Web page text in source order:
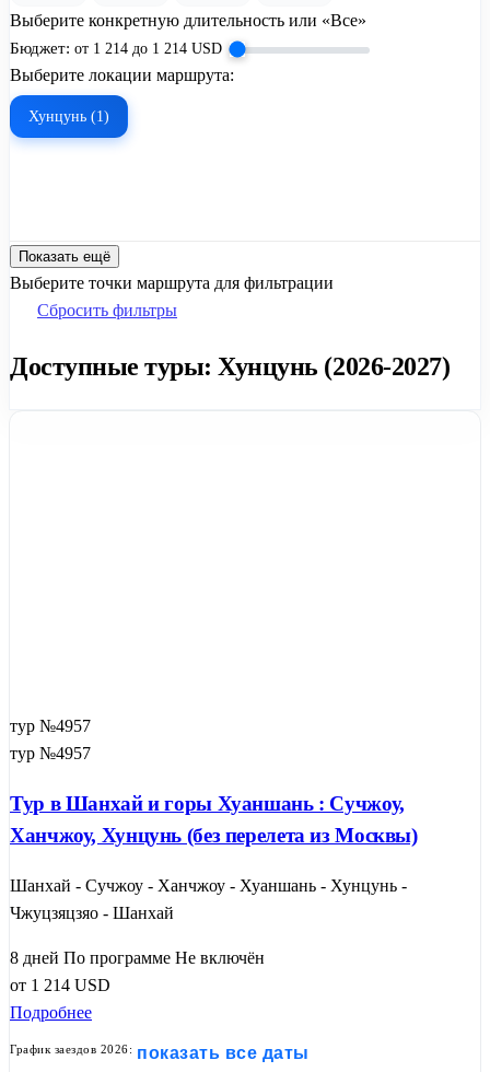
Выберите конкретную длительность или «Все»
Бюджет: от 1 214 до 1 214 USD
Выберите локации маршрута:
Хунцунь (1)
Показать ещё
Выберите точки маршрута для фильтрации
Сбросить фильтры
Доступные туры: Хунцунь (2026-2027)
тур №4957
тур №4957
Тур в Шанхай и горы Хуаншань : Сучжоу,
Ханчжоу, Хунцунь (без перелета из Москвы)
Шанхай - Сучжоу - Ханчжоу - Хуаншань - Хунцунь -
Чжуцзяцзяо - Шанхай
8 дней По программе Не включён
от 1 214 USD
Подробнее
График заездов 2026: показать все даты